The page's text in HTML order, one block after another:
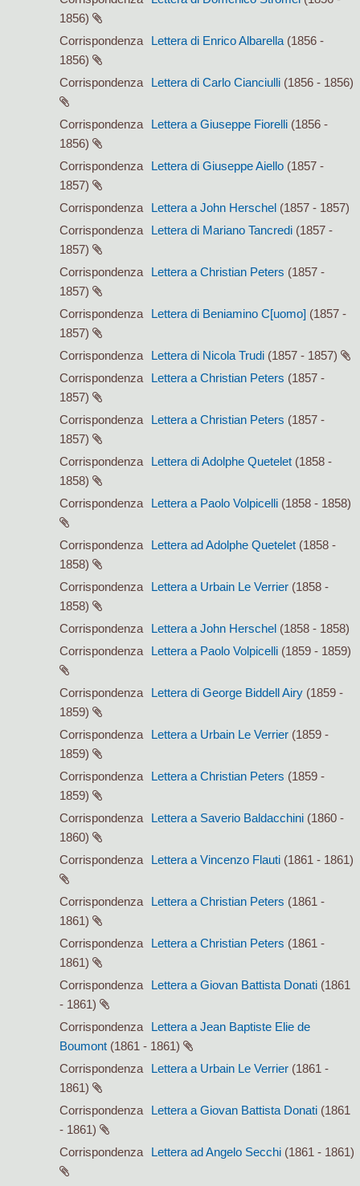
1856)
Corrispondenza
Lettera di Enrico Albarella (1856 -
1856)
Corrispondenza
Lettera di Carlo Cianciulli (1856 - 1856)
Corrispondenza Lettera a Giuseppe Fiorelli (1856 -
1856)
Corrispondenza
Lettera di Giuseppe Aiello (1857 -
1857)
Corrispondenza
Lettera a John Herschel (1857 - 1857)
Corrispondenza
Lettera di Mariano Tancredi (1857 -
1857)
Corrispondenza
Lettera a Christian Peters (1857 -
1857)
Corrispondenza
Lettera di Beniamino C[uomo] (1857 -
1857)
Corrispondenza
Lettera di Nicola Trudi (1857 - 1857)
Corrispondenza
Lettera a Christian Peters (1857 -
1857)
Corrispondenza
Lettera a Christian Peters (1857 -
1857)
Corrispondenza
Lettera di Adolphe Quetelet (1858 -
1858)
Corrispondenza
Lettera a Paolo Volpicelli (1858 - 1858)
Corrispondenza Lettera ad Adolphe Quetelet (1858 -
1858)
Corrispondenza
Lettera a Urbain Le Verrier (1858 -
1858)
Corrispondenza
Lettera a John Herschel (1858 - 1858)
Corrispondenza
Lettera a Paolo Volpicelli (1859 - 1859)
Corrispondenza Lettera di George Biddell Airy (1859 -
1859)
Corrispondenza
Lettera a Urbain Le Verrier (1859 -
1859)
Corrispondenza
Lettera a Christian Peters (1859 -
1859)
Corrispondenza
Lettera a Saverio Baldacchini (1860 -
1860)
Corrispondenza
Lettera a Vincenzo Flauti (1861 - 1861)
Corrispondenza Lettera a Christian Peters (1861 -
1861)
Corrispondenza
Lettera a Christian Peters (1861 -
1861)
Corrispondenza
Lettera a Giovan Battista Donati (1861
- 1861)
Corrispondenza
Lettera a Jean Baptiste Elie de
Boumont (1861 - 1861)
Corrispondenza
Lettera a Urbain Le Verrier (1861 -
1861)
Corrispondenza
Lettera a Giovan Battista Donati (1861
- 1861)
Corrispondenza
Lettera ad Angelo Secchi (1861 - 1861)